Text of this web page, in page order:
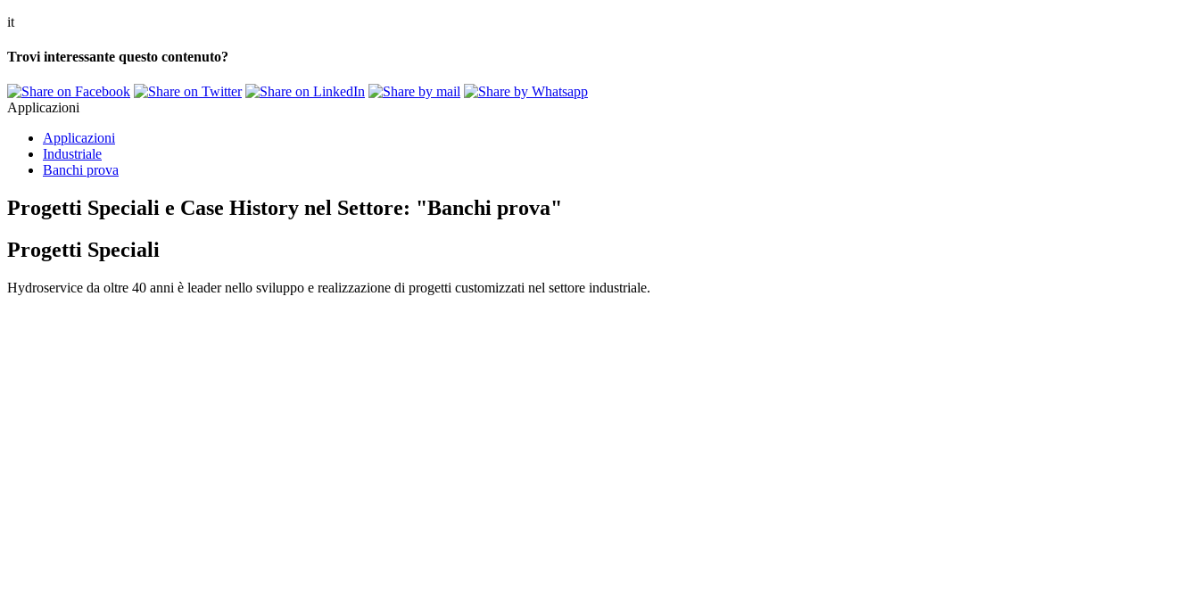
it
Trovi interessante questo contenuto?
Applicazioni
Applicazioni
Industriale
Banchi prova
Progetti Speciali e Case History nel Settore: "Banchi prova"
Progetti Speciali
Hydroservice da oltre 40 anni è leader nello sviluppo e realizzazione di progetti customizzati nel settore industriale.